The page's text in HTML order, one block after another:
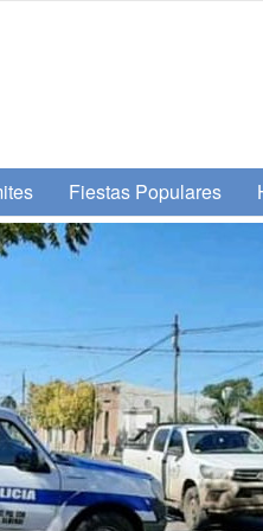
Fiestas Populares